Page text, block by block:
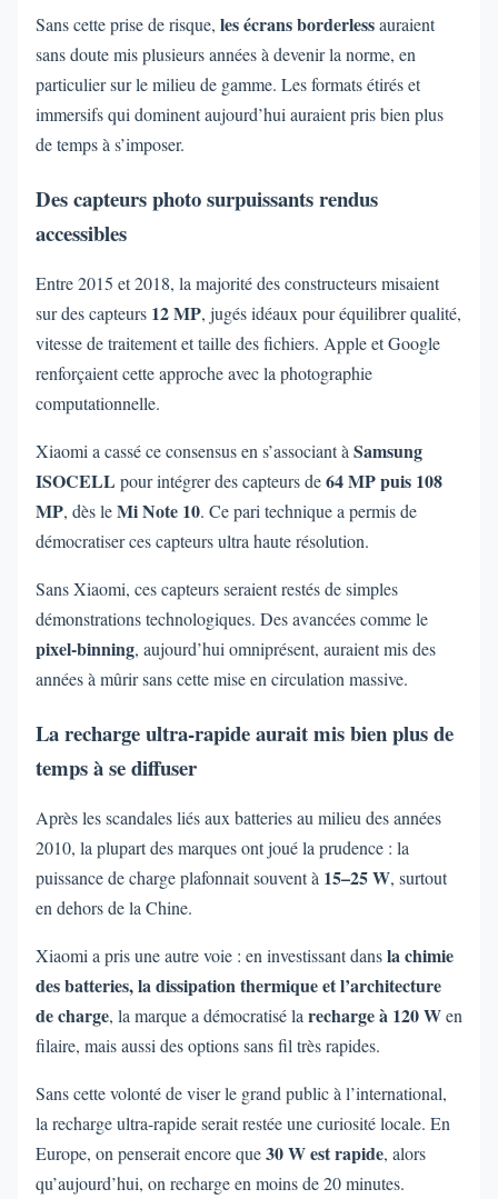
Sans cette prise de risque, les écrans borderlessauraient
sans doute mis plusieurs années à devenir la norme, en
particulier sur le milieu de gamme. Les formats étirés et
immersifs qui dominent aujourd’hui auraient pris bien plus
de temps à s’imposer.
Des capteurs photo surpuissants rendus
accessibles
Entre 2015 et 2018, la majorité des constructeurs misaient
sur des capteurs 12 MP, jugés idéaux pour équilibrer qualité,
vitesse de traitement et taille des fichiers. Apple et Google
renforçaient cette approche avec la photographie
computationnelle.
Xiaomi a cassé ce consensus en s’associant à Samsung
ISOCELL pour intégrer des capteurs de64 MP puis 108
MP, dès leMi Note 10. Ce pari technique a permis de
démocratiser ces capteurs ultra haute résolution.
Sans Xiaomi, ces capteurs seraient restés de simples
démonstrations technologiques. Des avancées comme le
pixel-binning, aujourd’hui omniprésent, auraient mis des
années à mûrir sans cette mise en circulation massive.
La recharge ultra-rapide aurait mis bien plus de
temps à se diffuser
Après les scandales liés aux batteries au milieu des années
2010, la plupart des marques ont joué la prudence : la
puissance de charge plafonnait souvent à 15–25 W, surtout
en dehors de la Chine.
Xiaomi a pris une autre voie : en investissant dansla chimie
des batteries, la dissipation thermique et l’architecture
de charge, la marque a démocratisé la recharge à 120 Wen
filaire, mais aussi des options sans fil très rapides.
Sans cette volonté de viser le grand public à l’international,
la recharge ultra-rapide serait restée une curiosité locale. En
Europe, on penserait encore que30 W est rapide, alors
qu’aujourd’hui, on recharge en moins de 20 minutes.